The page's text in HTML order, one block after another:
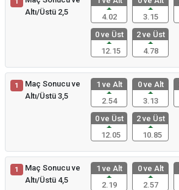
Altı/Üstü 2,5
4.02
3.15
0 ve Üst
12.15
2 ve Üst
4.78
1
Maç Sonucu ve
Altı/Üstü 3,5
1 ve Alt
2.54
0 ve Alt
3.13
0 ve Üst
12.05
2 ve Üst
10.85
1
Maç Sonucu ve
Altı/Üstü 4,5
1 ve Alt
2.19
0 ve Alt
2.57